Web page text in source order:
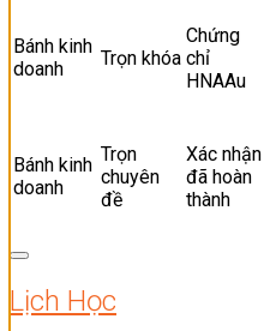
Bánh kinh
doanh
Trọn khóa
Chứng
chỉ
HNAAu
Bánh kinh
doanh
Trọn
chuyên
đề
Xác nhận
đã hoàn
thành
Lịch Học